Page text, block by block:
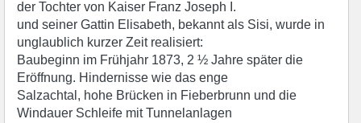
der Tochter von Kaiser Franz Joseph I.
und seiner Gattin Elisabeth, bekannt als Sisi, wurde in
unglaublich kurzer Zeit realisiert:
Baubeginn im Frühjahr 1873, 2 ½ Jahre später die
Eröffnung. Hindernisse wie das enge
Salzachtal, hohe Brücken in Fieberbrunn und die
Windauer Schleife mit Tunnelanlagen